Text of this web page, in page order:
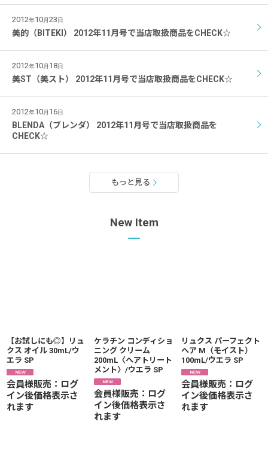
2012年10月23日
美的（BITEKI） 2012年11月号で当店取扱商品をCHECK☆
2012年10月 18日
美ST（美スト） 2012年11月号で当店取扱商品をCHECK☆
2012年10月 16日
BLENDA（ブレンダ） 2012年11月号で当店取扱商品を
CHECK☆
もっと見る
New Item
【お試しにも◎】リュ
クス オイル 30mL/ウ
エラ SP
会員様販売：ログ
イン後価格表示さ
れます
ケラチン コンディショ
ニング クリーム
200mL〈ヘアトリート
メント〉/ウエラ SP
会員様販売：ログ
イン後価格表示さ
れます
リュクス パーフェクト
ヘア M（モイスト）
100mL/ウエラ SP
会員様販売：ログ
イン後価格表示さ
れます